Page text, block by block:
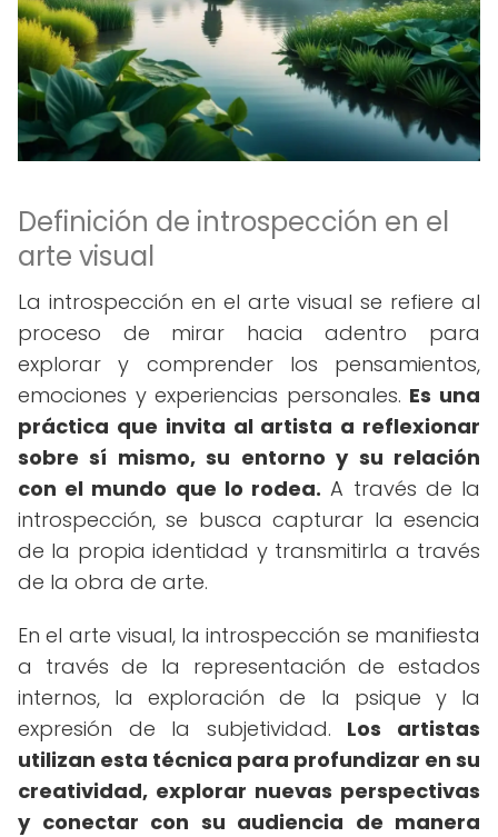
Definición de introspección en el
arte visual
La introspección en el arte visual se refiere al
proceso de mirar hacia adentro para
explorar y comprender los pensamientos,
emociones y experiencias personales. Es una
práctica que invita al artista a reflexionar
sobre sí mismo, su entorno y su relación
con el mundo que lo rodea. A través de la
introspección, se busca capturar la esencia
de la propia identidad y transmitirla a través
de la obra de arte.
En el arte visual, la introspección se manifiesta
a través de la representación de estados
internos, la exploración de la psique y la
expresión de la subjetividad. Los artistas
utilizan esta técnica para profundizar en su
creatividad, explorar nuevas perspectivas
y conectar con su audiencia de manera